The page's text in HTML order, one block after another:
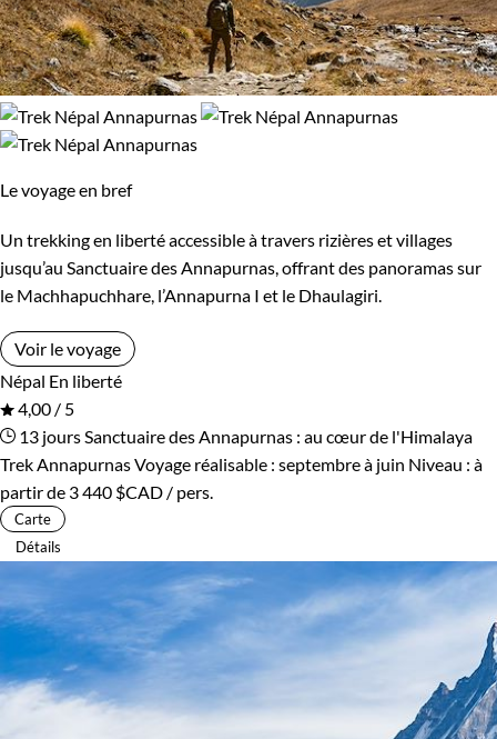
Le voyage en bref
Un trekking en liberté accessible à travers rizières et villages
jusqu’au Sanctuaire des Annapurnas, offrant des panoramas sur
le Machhapuchhare, l’Annapurna I et le Dhaulagiri.
Voir le voyage
Népal En liberté
4,00 / 5
13 jours Sanctuaire des Annapurnas : au cœur de l'Himalaya
Trek AnnapurnasVoyage réalisable : septembre à juin Niveau : à
partir de 3 440 $CAD / pers.
Carte
Détails